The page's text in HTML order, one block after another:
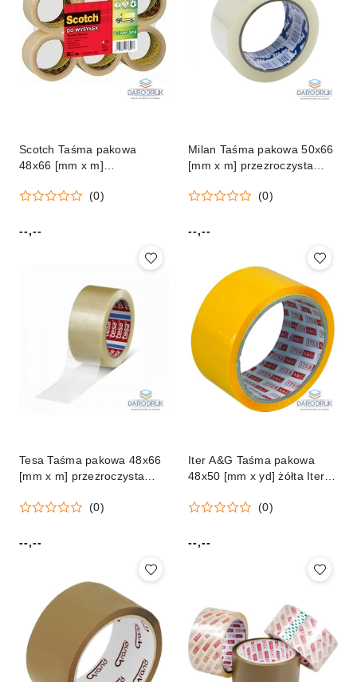
Scotch Taśma pakowa
48x66 [mm x m]
(0)
Cena:
--,--
Milan Taśma pakowa 50x66
[mm x m] przezroczysta
(0)
Cena:
--,--
Tesa Taśma pakowa 48x66
[mm x m] przezroczysta
(0)
Cena:
--,--
Iter A&G Taśma pakowa
48x50 [mm x yd] żółta Iter
(0)
Cena:
--,--